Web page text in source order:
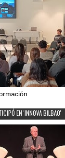
EN 'INNOVA BILBAO'